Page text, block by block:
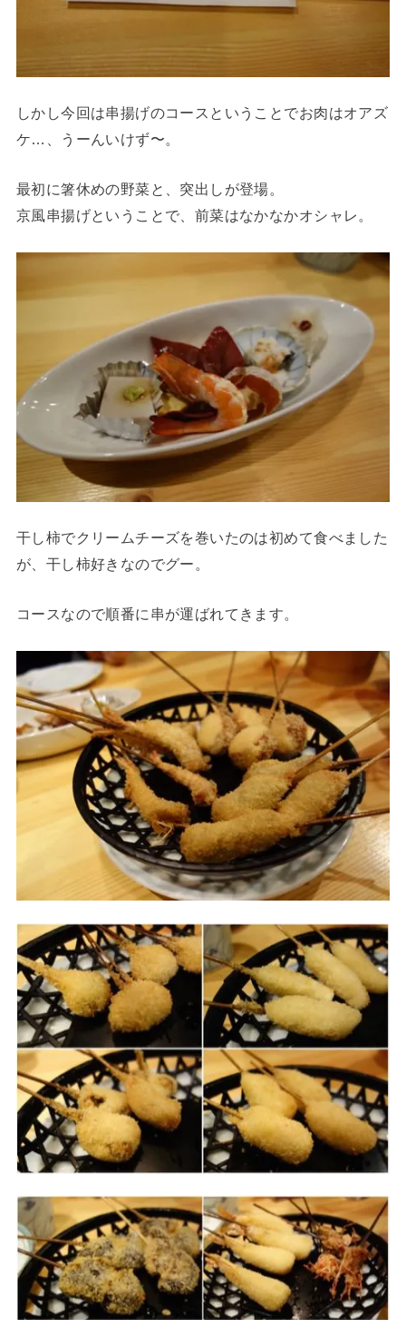
しかし今回は串揚げのコースということでお肉はオアズ
ケ…、うーんいけず〜。
最初に箸休めの野菜と、突出しが登場。
京風串揚げということで、前菜はなかなかオシャレ。
干し柿でクリームチーズを巻いたのは初めて食べました
が、干し柿好きなのでグー。
コースなので順番に串が運ばれてきます。